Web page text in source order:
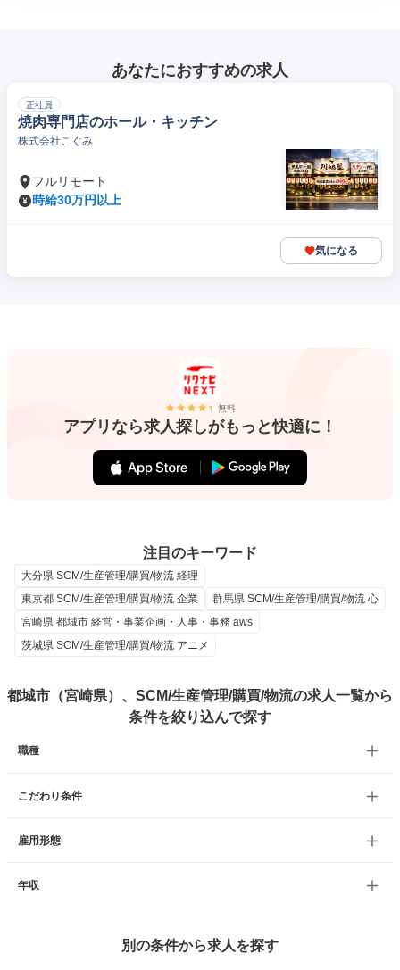
あなたにおすすめの求人
正社員
焼肉専門店のホール・キッチン
株式会社こぐみ
フルリモート
時給30万円以上
気になる
無料
アプリなら求人探しがもっと快適に！
注目のキーワード
大分県 SCM/生産管理/購買/物流 経理
東京都 SCM/生産管理/購買/物流 企業
群馬県 SCM/生産管理/購買/物流 心
宮崎県 都城市 経営・事業企画・人事・事務 aws
茨城県 SCM/生産管理/購買/物流 アニメ
都城市（宮崎県）、SCM/生産管理/購買/物流の求人一覧から
条件を絞り込んで探す
職種
こだわり条件
雇用形態
年収
別の条件から求人を探す